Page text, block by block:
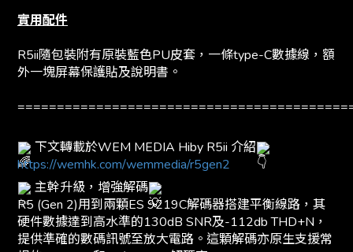
實用配件
R5ii隨包裝附有原裝藍色PU皮套，一條type-C數據線，額
外一塊屏幕保護貼及說明書。
下文轉載於WEM MEDIA Hiby R5ii 介紹
https://wemhk.com/wemmedia/r5gen2
主幹升級，增強解碼
R5 (Gen 2)用到兩顆ES 9219C解碼器搭建平衡線路，其
硬件數據達到高水準的130dB SNR及-112db THD+N，
提供準確的數碼訊號至放大電路。這顆解碼亦原生支援常